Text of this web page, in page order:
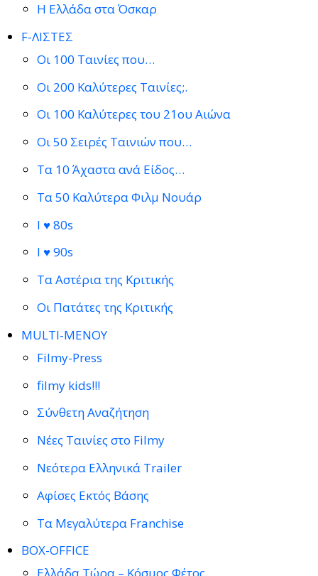
Η Ελλάδα στα Όσκαρ
F-ΛΙΣΤΕΣ
Οι 100 Ταινίες που…
Οι 200 Καλύτερες Ταινίες;.
Οι 100 Καλύτερες του 21ου Αιώνα
Οι 50 Σειρές Ταινιών που…
Τα 10 Άχαστα ανά Είδος…
Τα 50 Καλύτερα Φιλμ Νουάρ
I ♥ 80s
I ♥ 90s
Τα Αστέρια της Κριτικής
Οι Πατάτες της Κριτικής
MULTI-ΜΕΝΟΥ
Filmy-Press
filmy kids!!!
Σύνθετη Αναζήτηση
Νέες Ταινίες στο Filmy
Νεότερα Ελληνικά Trailer
Αφίσες Εκτός Βάσης
Τα Μεγαλύτερα Franchise
BOX-OFFICE